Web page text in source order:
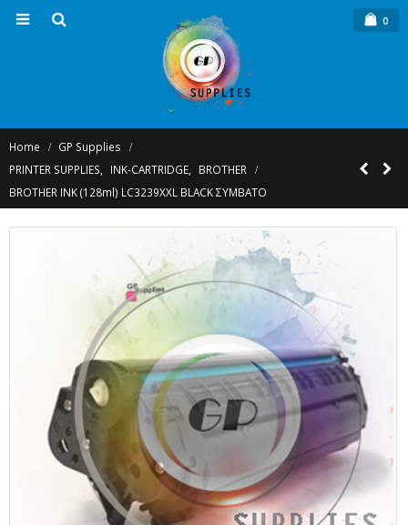
0
Home
GP Supplies
PRINTER SUPPLIES
INK-CARTRIDGE
BROTHER
BROTHER INK (128ml) LC3239XXL BLACK ΣΥΜΒΑΤΟ